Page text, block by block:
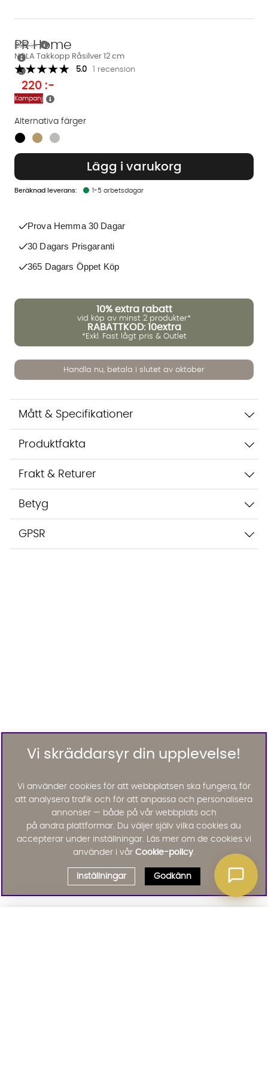
NOLA Takkopp Råsilver 12 cm
PR Home
5.0 1 recension
220 :-
275 :-
Kampanj
Lägg i varukorg
1-5 arbetsdagar
Alternativa färger
Finns även i dessa färger:
Prova Hemma 30 Dagar
30 Dagars Prisgaranti
365 Dagars Öppet Köp
10% extra rabatt
vid köp av minst 2 produkter*
RABATTKOD: 10extra
*Exkl. Fast lågt pris & Outlet
Handla nu, betala i slutet av oktober
Mått & Specifikationer
Produktfakta
Frakt & Returer
Betyg
GPSR
Vi skräddarsyr din upplevelse!
Vi använder cookies för att webbplatsen ska fungera, för
att analysera trafik och för att anpassa och personalisera
annonser — både på vår webbplats och
på andra plattformar. Du väljer själv vilka cookies du
accepterar under inställningar. Läs mer om de cookies vi
använder i vår Cookie-policy.
Inställningar Godkänn
Vi använder AI för att svara på dina frågor. Konversationen
sparas i upp till 24 timmar för att kunna hjälpa dig. Vi delar
Jag godkänner att konversationen sparas
Starta chatten